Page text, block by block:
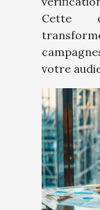
Cette
votre